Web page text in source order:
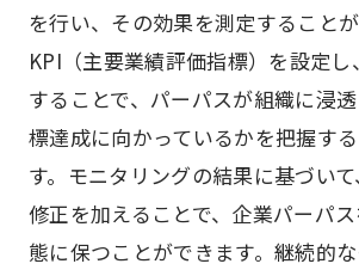
を行い、その効果を測定することが
KPI（主要業績評価指標）を設定
することで、パーパスが組織に浸
標達成に向かっているかを把握す
す。モニタリングの結果に基づい
修正を加えることで、企業パーパ
態に保つことができます。継続的